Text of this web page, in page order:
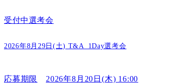
ドリームインキュベータ(DI)の転職で後悔しな
企業文化と適応するための心構え
Q1. ドリームインキュベータに向いていない
受付中選考会
2026年8月29日(土) T&A_1Day選考会
応募期限 2026年8月20日(木) 16:00